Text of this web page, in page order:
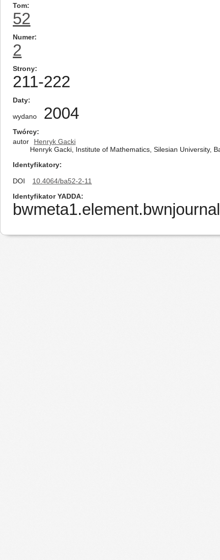
Tom
52
Numer
2
Strony
211-222
Daty
wydano 2004
Twórcy
autor
Henryk Gacki
Henryk Gacki, Institute of Mathematics, Silesian University,
Identyfikatory
DOI
10.4064/ba52-2-11
Identyfikator YADDA